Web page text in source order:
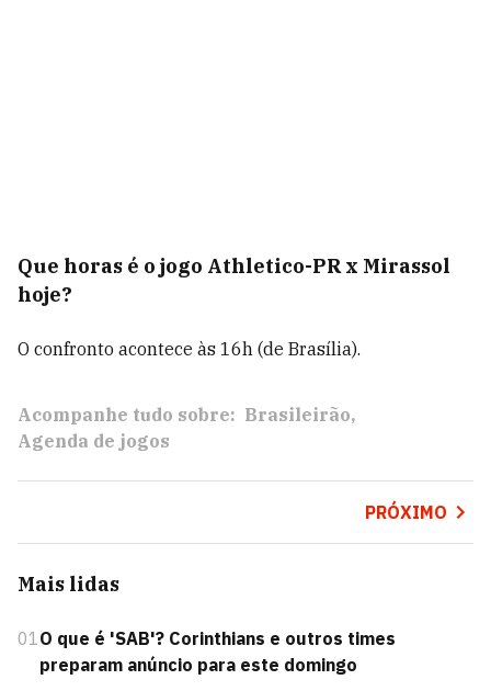
Que horas é o jogo Athletico-PR x Mirassol
hoje?
O confronto acontece às 16h (de Brasília).
Acompanhe tudo sobre: Brasileirão
Agenda de jogos
PRÓXIMO
Mais lidas
01O que é 'SAB'? Corinthians e outros times
preparam anúncio para este domingo